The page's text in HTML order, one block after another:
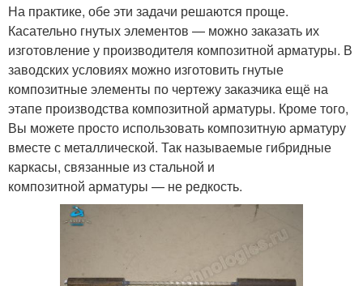
На практике, обе эти задачи решаются проще.
Касательно гнутых элементов — можно заказать их
изготовление у производителя композитной арматуры. В
заводских условиях можно изготовить гнутые
композитные элементы по чертежу заказчика ещё на
этапе производства композитной арматуры. Кроме того,
Вы можете просто использовать композитную арматуру
вместе с металлической. Так называемые гибридные
каркасы, связанные из стальной и
композитной арматуры — не редкость.